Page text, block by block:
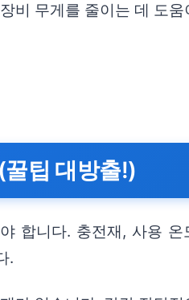
비 무게를 줄이는 데 도움
팁 대방출!)
합니다. 충전재, 사용
.